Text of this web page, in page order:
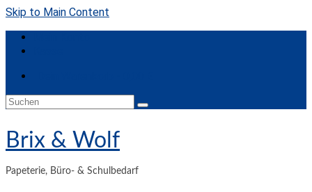
Skip to Main Content
Suchen
Brix & Wolf
Papeterie, Büro- & Schulbedarf